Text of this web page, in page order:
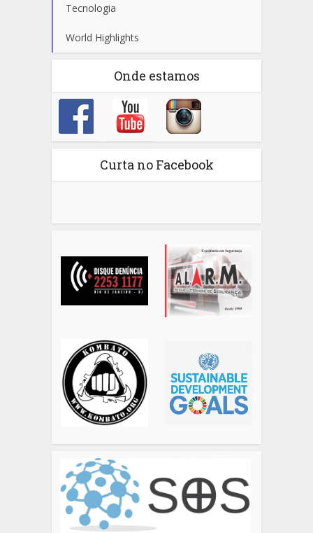
Tecnologia
World Highlights
Onde estamos
Curta no Facebook